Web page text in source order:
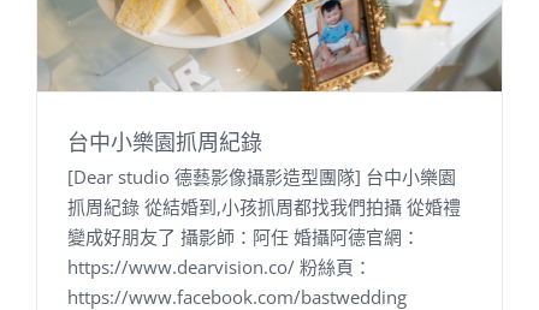
台中小樂園抓周紀錄
[Dear studio 德藝影像攝影造型團隊] 台中小樂園
抓周紀錄 從結婚到,小孩抓周都找我們拍攝 從婚禮
變成好朋友了 攝影師：阿任 婚攝阿德官網：
https://www.dearvision.co/ 粉絲頁：
https://www.facebook.com/bastwedding